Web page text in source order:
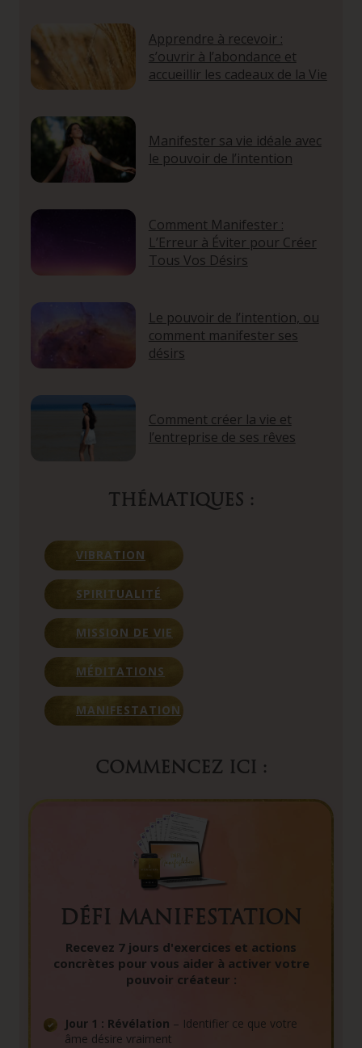
Apprendre à recevoir :
s’ouvrir à l’abondance et
accueillir les cadeaux de la Vie
Manifester sa vie idéale avec
le pouvoir de l’intention
Comment Manifester :
L’Erreur à Éviter pour Créer
Tous Vos Désirs
Le pouvoir de l’intention, ou
comment manifester ses
désirs
Comment créer la vie et
l’entreprise de ses rêves
THÉMATIQUES :
VIBRATION
SPIRITUALITÉ
MISSION DE VIE
MÉDITATIONS
MANIFESTATION
COMMENCEZ ICI :
DÉFI MANIFESTATION
Recevez 7 jours d'exercices et actions
concrètes pour vous aider à activer votre
pouvoir créateur :
Jour 1 : Révélation – Identifier ce que votre
âme désire vraiment